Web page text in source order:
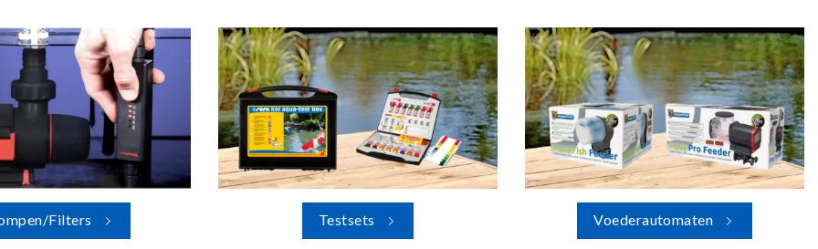
Filters Testsets Voederautomaten